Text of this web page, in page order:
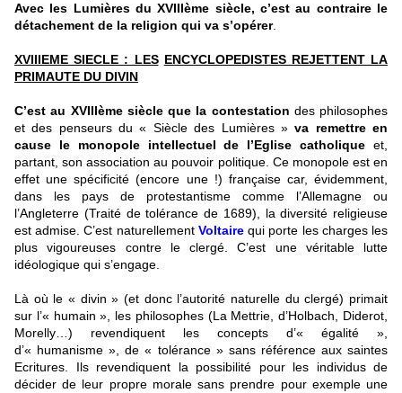
Avec les Lumières du XVIIIème siècle, c’est au contraire le
détachement de la religion qui va s’opérer.
XVIIIEME SIECLE : LES ENCYCLOPEDISTES REJETTENT LA
PRIMAUTE DU DIVIN
C’est au XVIIIème siècle que la contestation des philosophes
et des penseurs du « Siècle des Lumières »va remettre en
cause le monopole intellectuel de l’Eglise catholique et,
partant, son association au pouvoir politique. Ce monopole est en
effet une spécificité (encore une !) française car, évidemment,
dans les pays de protestantisme comme l’Allemagne ou
l’Angleterre (Traité de tolérance de 1689), la diversité religieuse
est admise. C’est naturellement Voltaire qui porte les charges les
plus vigoureuses contre le clergé. C’est une véritable lutte
idéologique qui s’engage.
Là où le « divin » (et donc l’autorité naturelle du clergé) primait
sur l’« humain », les philosophes (La Mettrie, d’Holbach, Diderot,
Morelly…) revendiquent les concepts d’« égalité »,
d’« humanisme », de « tolérance » sans référence aux saintes
Ecritures. Ils revendiquent la possibilité pour les individus de
décider de leur propre morale sans prendre pour exemple une